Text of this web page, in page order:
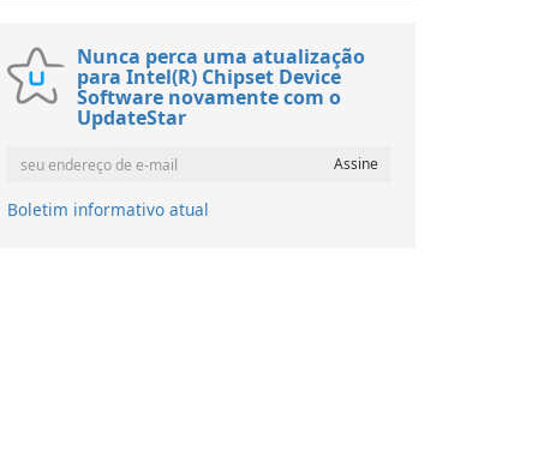
Nunca perca uma atualização
para Intel(R) Chipset Device
Software novamente com o
UpdateStar
Boletim informativo atual